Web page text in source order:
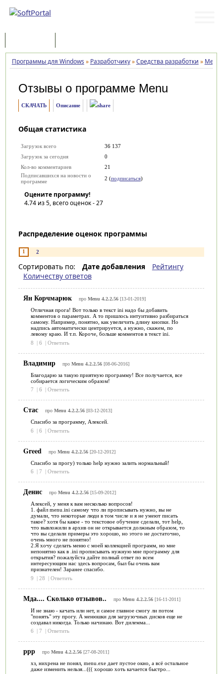
Программы для Windows » Разработчику»Средства разработки » Menu
Отзывы о программе Menu
СКАЧАТЬ Описание
Общая статистика
Загрузок всего
36 137
Загрузок за сегодня
0
Кол-во комментариев
21
Подписавшихся на новости о
программе
2 (подписаться)
Оцените программу!
4.74из 5, всего оценок -27
Распределение оценок программы
1 2
Сортировать по: Дате добавления
Рейтингу
Количеству ответов
Ян Корчмарюк про Menu 4.2.2.56[13-01-2019]
Отличная прога! Вот только в текст ini надо бы добавить
комментов о параметрах. А то пришлось интуитивно разбираться
самому. Например, понятно, как увеличить длину кнопки. Но
надпись автоматически центрируется, а нужно, скажем, по
левому краю. И т.п. Короче, больше комментов в текст ini.
8
| 6 | Ответить
Владимир про Menu 4.2.2.56[08-06-2016]
Благодарю за такую приятную программу! Все получается, все
собирается логическим образом!
7
| 6 | Ответить
Стас про Menu 4.2.2.56[03-12-2013]
Спасибо за программу, Алексей.
6
| 6 | Ответить
Greed про Menu 4.2.2.56[20-12-2012]
Спасибо за прогу) только help нужно залить нормальный!
6
| 7 | Ответить
Денис про Menu 4.2.2.56[15-09-2012]
Алексей, у меня к вам несколько вопросов!
1. файл menu.ini самому что ли прописывать нужно, вы не
думали, что некоторые люди в том числе и я не умеют писать
такое? хотя бы какое - то текстовое обучение сделали, тот help,
что вывложили в архив он не открывается должным образом, то
что вы сделали примеры это хорошо, но этого не достаточно,
очень много не понятно!
2.Я хочу сделать меню с моей коллекцией программ, но мне
непонятно как в .ini прописывать нужную мне программу для
открытия? пожалуйста дайте полный ответ по всем
интересующим нас здесь вопросам, был бы очень вам
признателен! Заранее спасибо.
9
| 28 | Ответить
Мда.... Сколько отзывов.. про Menu 4.2.2.56[16-11-2011]
И не знаю - качать или нет, и самое главное смогу ли потом
"понять" эту прогу. А менюшки для загрузочных дисков еще не
создавал никогда. Только начинаю. Вот дилемма...
6
| 7 | Ответить
ррр про Menu 4.2.2.56[27-08-2011]
хз, нихрена не понял, menu.exe дает пустое окно, а всё остальное
даже изменить нельзя...((( хорошо хоть качается быстро...